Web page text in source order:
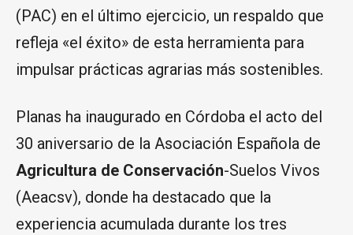
(PAC) en el último ejercicio, un respaldo que
refleja «el éxito» de esta herramienta para
impulsar prácticas agrarias más sostenibles.
Planas ha inaugurado en Córdoba el acto del
30 aniversario de la Asociación Española de
Agricultura de Conservación-Suelos Vivos
(Aeacsv), donde ha destacado que la
experiencia acumulada durante los tres